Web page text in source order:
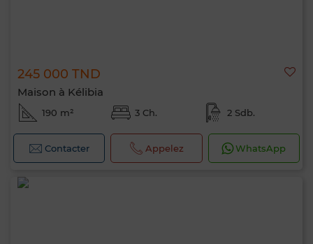
245 000 TND
Maison à Kélibia
190 m² 3 Ch. 2 Sdb.
Contacter Appelez WhatsApp